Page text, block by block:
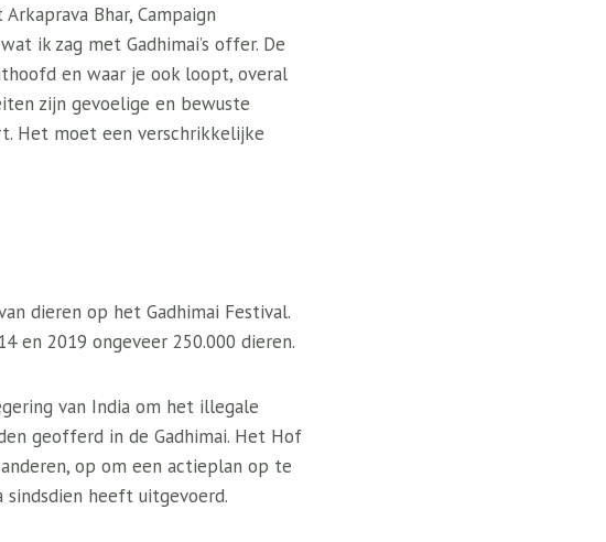
Bhar, Campaign
ik zag met Gadhimai’s offer. De
en waar je ook loopt, overal
zijn gevoelige en bewuste
Het moet een verschrikkelijke
dieren op het Gadhimai Festival.
en 2019 ongeveer 250.000 dieren.
van India om het illegale
geofferd in de Gadhimai. Het Hof
op om een ​​actieplan op te
sindsdien heeft uitgevoerd.